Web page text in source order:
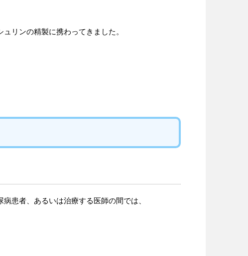
リンの精製に携わってきました。
患者、あるいは治療する医師の間では、